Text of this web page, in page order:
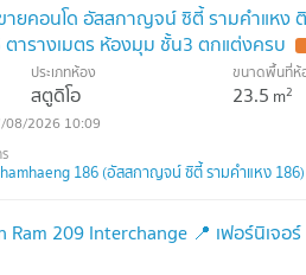
ยคอนโด อัสสกาญจน์ ซิตี้ รามคำแหง
ารางเมตร ห้องมุม ชั้น3 ตกแต่งครบ
ประเภทห้อง
สตูดิโอ
ขนาดพื้นที่ห้
23.5 m2
08/2026 10:09
186 (อัสสกาญจน์ ซิตี้ รามคำแหง 186)
209 Interchange 📍 เฟอร์นิเจอร์